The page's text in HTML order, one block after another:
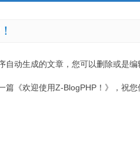
自动生成的文章，您可以删除或是编
篇《欢迎使用Z-BlogPHP！》，祝